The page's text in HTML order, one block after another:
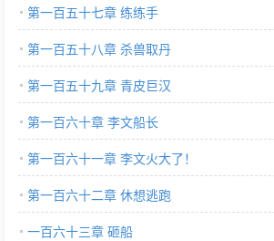
第一百五十七章 练练手
第一百五十八章 杀兽取丹
第一百五十九章 青皮巨汉
第一百六十章 李文船长
第一百六十一章 李文火大了！
第一百六十二章 休想逃跑
一百六十三章 砸船